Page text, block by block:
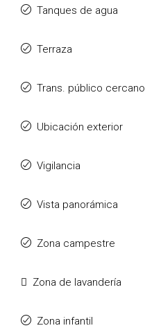
Tanques de agua
Terraza
Trans. público cercano
Ubicación exterior
Vigilancia
Vista panorámica
Zona campestre
Zona de lavandería
Zona infantil